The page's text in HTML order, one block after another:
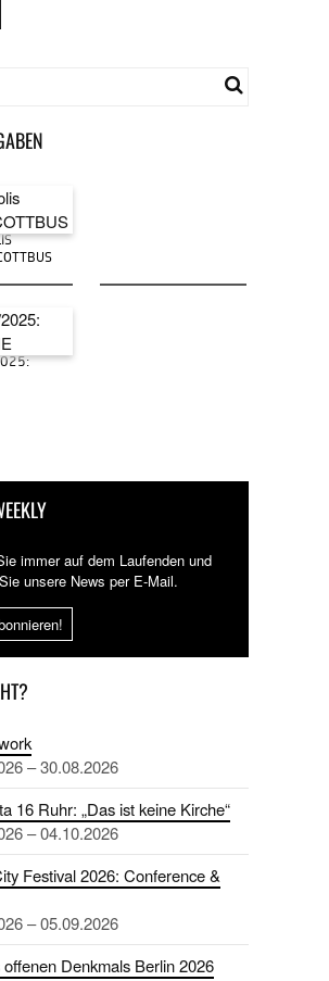
immer auf dem Laufenden und
unsere News per E-Mail.
– 30.08.2026
16 Ruhr: „Das ist keine Kirche“
– 04.10.2026
Festival 2026: Conference &
– 05.09.2026
offenen Denkmals Berlin 2026